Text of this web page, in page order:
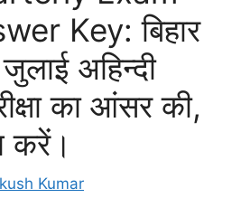
Key: बिहार
अहिन्दी
का आंसर की,
करें।
Kumar